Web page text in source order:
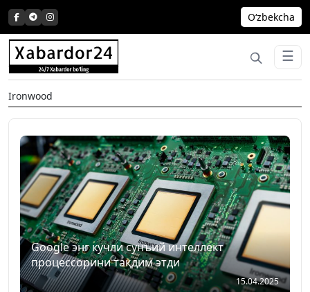
Skip
to
content
Oʻzbekcha
☰
Ironwood
Google энг кучли сунъий интеллект
процессорини тақдим этди
15.04.2025